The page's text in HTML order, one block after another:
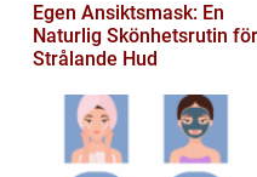
Egen Ansiktsmask: En
Naturlig Skönhetsrutin för
Strålande Hud